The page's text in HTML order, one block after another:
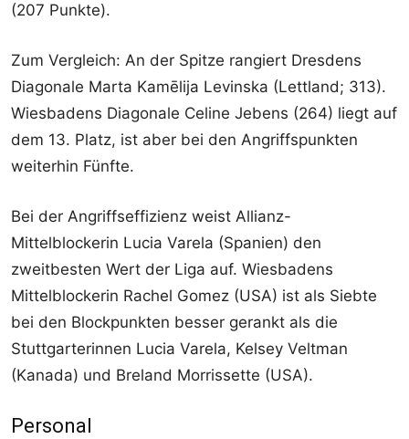
(207 Punkte).
Zum Vergleich: An der Spitze rangiert Dresdens
Diagonale Marta Kamēlija Levinska (Lettland; 313).
Wiesbadens Diagonale Celine Jebens (264) liegt auf
dem 13. Platz, ist aber bei den Angriffspunkten
weiterhin Fünfte.
Bei der Angriffseffizienz weist Allianz-
Mittelblockerin Lucia Varela (Spanien) den
zweitbesten Wert der Liga auf. Wiesbadens
Mittelblockerin Rachel Gomez (USA) ist als Siebte
bei den Blockpunkten besser gerankt als die
Stuttgarterinnen Lucia Varela, Kelsey Veltman
(Kanada) und Breland Morrissette (USA).
Personal